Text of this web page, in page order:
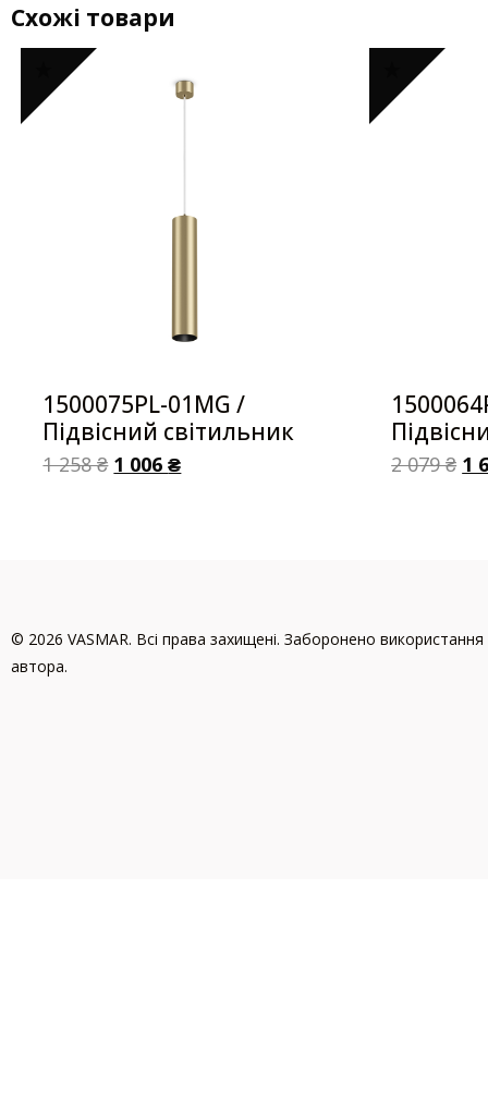
Схожі товари
1500075PL-01MG /
Підвісний світильник
1 258₴ 1 006₴ 2 079₴ 1
© 2026 VASMAR. Всі права захищені. Заборонено використання
автора.